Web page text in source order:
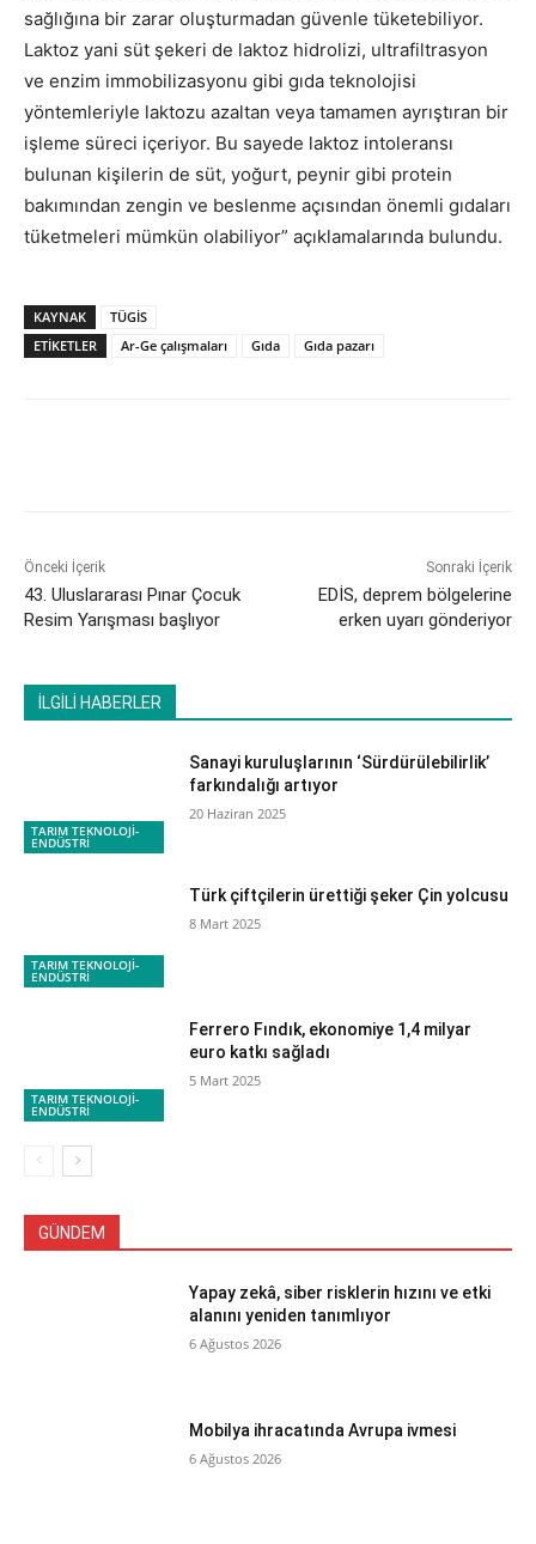
sağlığına bir zarar oluşturmadan güvenle tüketebiliyor.
Laktoz yani süt şekeri de laktoz hidrolizi, ultrafiltrasyon
ve enzim immobilizasyonu gibi gıda teknolojisi
yöntemleriyle laktozu azaltan veya tamamen ayrıştıran bir
işleme süreci içeriyor. Bu sayede laktoz intoleransı
bulunan kişilerin de süt, yoğurt, peynir gibi protein
bakımından zengin ve beslenme açısından önemli gıdaları
tüketmeleri mümkün olabiliyor” açıklamalarında bulundu.
KAYNAK
TÜGİS
ETİKETLER
Ar-Ge çalışmaları Gıda Gıda pazarı
Önceki İçerik
43. Uluslararası Pınar Çocuk
Resim Yarışması başlıyor
Sonraki İçerik
EDİS, deprem bölgelerine
erken uyarı gönderiyor
İLGİLİ HABERLER
TARIM TEKNOLOJİ-
ENDÜSTRİ
Sanayi kuruluşlarının ‘Sürdürülebilirlik’
farkındalığı artıyor
20 Haziran 2025
TARIM TEKNOLOJİ-
ENDÜSTRİ
Türk çiftçilerin ürettiği şeker Çin yolcusu
8 Mart 2025
TARIM TEKNOLOJİ-
ENDÜSTRİ
Ferrero Fındık, ekonomiye 1,4 milyar
euro katkı sağladı
5 Mart 2025
GÜNDEM
Yapay zekâ, siber risklerin hızını ve etki
alanını yeniden tanımlıyor
6 Ağustos 2026
Mobilya ihracatında Avrupa ivmesi
6 Ağustos 2026